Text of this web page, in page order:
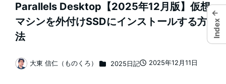
Parallels Desktop【2025年12月版】仮想
マシンを外付けSSDにインストールする方
法
投稿日
2025年12月11日
著
大東 信仁（ものくろ） カテゴリー
2025日記
←
Index